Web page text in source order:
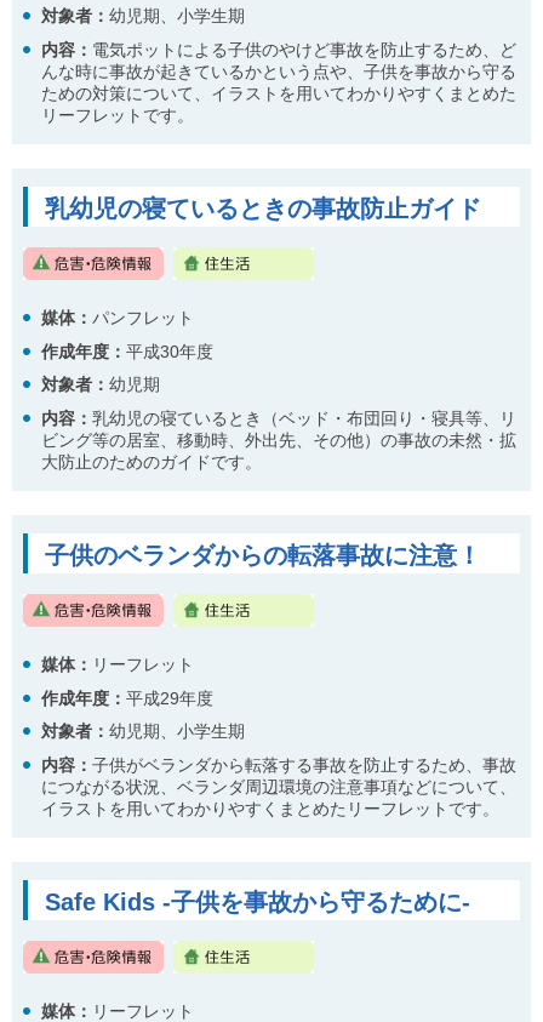
対象者： 幼児期、小学生期
内容 ： 電気ポットによる子供のやけど事故を防止するため、ど
んな時に事故が起きているかという点や、子供を事故から守る
ための対策について、イラストを用いてわかりやすくまとめた
リーフレットです。
乳幼児の寝ているときの事故防止ガイド
媒体： パンフレット
作成年度： 平成30年度
対象者： 幼児期
内容 ： 乳幼児の寝ているとき（ベッド・布団回り・寝具等、リ
ビング等の居室、移動時、外出先、その他）の事故の未然・拡
大防止のためのガイドです。
子供のベランダからの転落事故に注意！
媒体： リーフレット
作成年度： 平成29年度
対象者： 幼児期、小学生期
内容 ： 子供がベランダから転落する事故を防止するため、事故
につながる状況、ベランダ周辺環境の注意事項などについて、
イラストを用いてわかりやすくまとめたリーフレットです。
Safe Kids -子供を事故から守るために-
媒体： リーフレット